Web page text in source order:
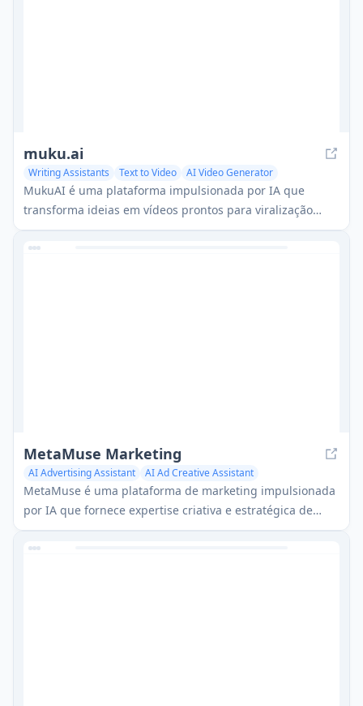
muku.ai
Writing Assistants Text to Video AI Video Generator
MukuAI é uma plataforma impulsionada por IA que
transforma ideias em vídeos prontos para viralização
para redes sociais com estilos personalizáveis, narração
de IA e apresentadores de IA.
MetaMuse Marketing
AI Advertising Assistant
AI Ad Creative Assistant
AI Ad Generator
MetaMuse é uma plataforma de marketing impulsionada
por IA que fornece expertise criativa e estratégica de
nível Fortune 500 para empresas em crescimento a um
preço acessível.